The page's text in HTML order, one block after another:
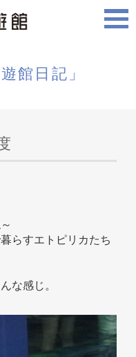
館日記」
らすエトピリカたち
な感じ。
ものを知る